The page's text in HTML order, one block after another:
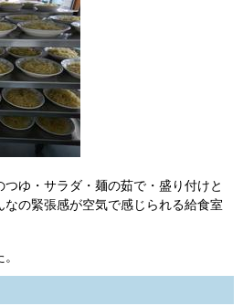
ゆ・サラダ・麺の茹で・盛り付けと
の緊張感が空気で感じられる給食室